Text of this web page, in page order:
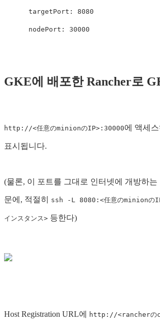
targetPort : 8080
nodePort : 30000
GKE에 배포한 Rancher로
http://<任意のminionのIP>:30000에 액세
표시됩니다.
(물론, 이 포트를 그대로 인터넷에 개방하는
문에, 적절히 ssh -L 8080:<任意のminionの
インスタンス> 등한다)
Host Registration URL에 http://<rancherの